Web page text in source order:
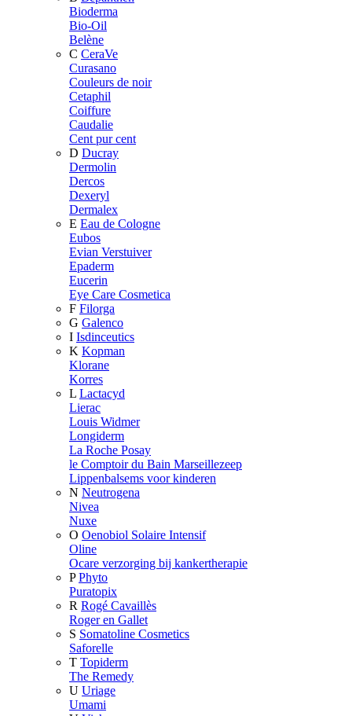
Bioderma
Bio-Oil
Belène
C CeraVe
Curasano
Couleurs de noir
Cetaphil
Coiffure
Caudalie
Cent pur cent
D Ducray
Dermolin
Dercos
Dexeryl
Dermalex
E Eau de Cologne
Eubos
Evian Verstuiver
Epaderm
Eucerin
Eye Care Cosmetica
F Filorga
G Galenco
I Isdinceutics
K Kopman
Klorane
Korres
L Lactacyd
Lierac
Louis Widmer
Longiderm
La Roche Posay
le Comptoir du Bain Marseillezeep
Lippenbalsems voor kinderen
N Neutrogena
Nivea
Nuxe
O Oenobiol Solaire Intensif
Oline
Ocare verzorging bij kankertherapie
P Phyto
Puratopix
R Rogé Cavaillès
Roger en Gallet
S Somatoline Cosmetics
Saforelle
T Topiderm
The Remedy
U Uriage
Umami